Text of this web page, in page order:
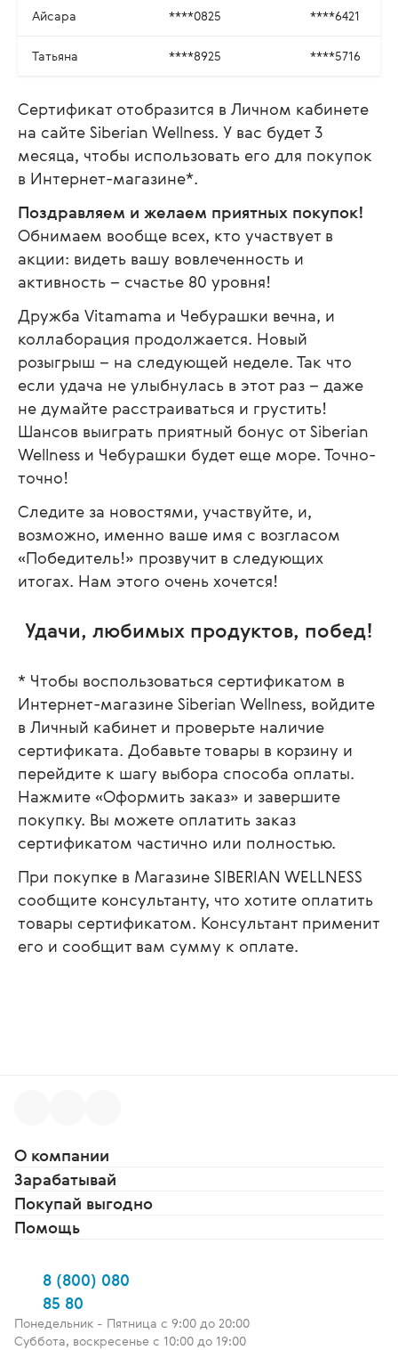
Айсара ****0825 ****6421
Татьяна ****8925 ****5716
Сертификат отобразится в Личном кабинете
на сайте Siberian Wellness. У вас будет 3
месяца, чтобы использовать его для покупок
в Интернет-магазине*.
Поздравляем и желаем приятных покупок!
Обнимаем вообще всех, кто участвует в
акции: видеть вашу вовлеченность и
активность – счастье 80 уровня!
Дружба Vitamama и Чебурашки вечна, и
коллаборация продолжается. Новый
розыгрыш – на следующей неделе. Так что
если удача не улыбнулась в этот раз – даже
не думайте расстраиваться и грустить!
Шансов выиграть приятный бонус от Siberian
Wellness и Чебурашки будет еще море. Точно-
точно!
Следите за новостями, участвуйте, и,
возможно, именно ваше имя с возгласом
«Победитель!» прозвучит в следующих
итогах. Нам этого очень хочется!
Удачи, любимых продуктов, побед!
* Чтобы воспользоваться сертификатом в
Интернет-магазине Siberian Wellness, войдите
в Личный кабинет и проверьте наличие
сертификата. Добавьте товары в корзину и
перейдите к шагу выбора способа оплаты.
Нажмите «Оформить заказ» и завершите
покупку. Вы можете оплатить заказ
сертификатом частично или полностью.
При покупке в Магазине SIBERIAN WELLNESS
сообщите консультанту, что хотите оплатить
товары сертификатом. Консультант применит
его и сообщит вам сумму к оплате.
О компании
Зарабатывай
Покупай выгодно
Помощь
8 (800) 080
85 80
Понедельник - Пятница c 9:00 до 20:00
Суббота, воскресенье с 10:00 до 19:00